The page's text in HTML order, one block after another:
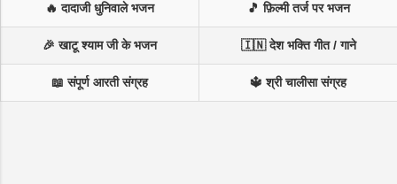
🔥 दादाजी धुनिवाले भजन 🎵 फ़िल्मी तर्ज पर भजन
🎉 खाटू श्याम जी के भजन 🇮🇳 देश भक्ति गीत / गाने
📖 संपूर्ण आरती संग्रह 🔱 श्री चालीसा संग्रह